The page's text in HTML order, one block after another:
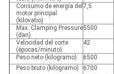
Consumo de energía del
motor principal
(kilovatio)
7,5
Max. Clamping Pressure
(dan)
5500
Velocidad del corte
(épocas/minuto):
42
Peso neto (kilogramo): 6500
Peso bruto (kilogramo)
6700